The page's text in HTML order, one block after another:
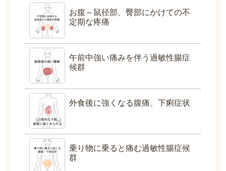
お腹～鼠径部、臀部にかけての不
定期な疼痛
午前中強い痛みを伴う過敏性腸症
候群
外食後に強くなる腹痛、下痢症状
乗り物に乗ると痛む過敏性腸症候
群